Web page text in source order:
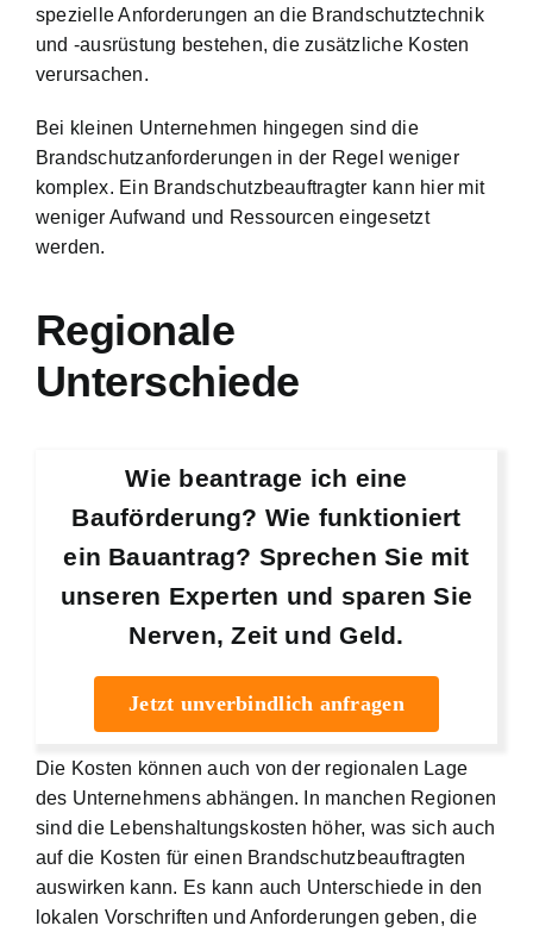
spezielle Anforderungen an die Brandschutztechnik
und -ausrüstung bestehen, die zusätzliche Kosten
verursachen.
Bei kleinen Unternehmen hingegen sind die
Brandschutzanforderungen in der Regel weniger
komplex. Ein Brandschutzbeauftragter kann hier mit
weniger Aufwand und Ressourcen eingesetzt
werden.
Regionale
Unterschiede
Wie beantrage ich eine
Bauförderung? Wie funktioniert
ein Bauantrag? Sprechen Sie mit
unseren Experten und sparen Sie
Nerven, Zeit und Geld.
Jetzt unverbindlich anfragen
Die Kosten können auch von der regionalen Lage
des Unternehmens abhängen. In manchen Regionen
sind die Lebenshaltungskosten höher, was sich auch
auf die Kosten für einen Brandschutzbeauftragten
auswirken kann. Es kann auch Unterschiede in den
lokalen Vorschriften und Anforderungen geben, die